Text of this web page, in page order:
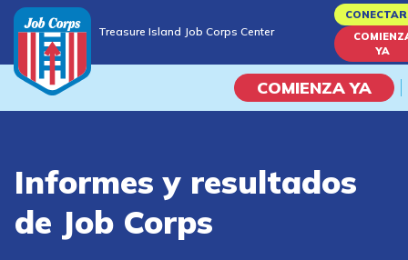
to
content
Treasure Island Job Corps Center
YA
COMIENZA YA
Vida En El Campus
Habilidades académicas
Informes y resultados
de Job Corps